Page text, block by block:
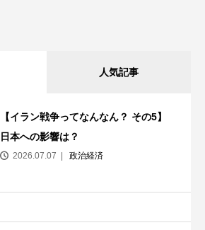
人気記事
【イラン戦争ってなんなん？ その5】
日本への影響は？
2026.07.07 政治経済